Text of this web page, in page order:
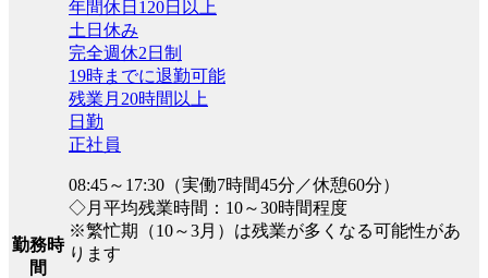
勤務時
間
年間休日120日以上
土日休み
完全週休2日制
19時までに退勤可能
残業月20時間以上
日勤
正社員
08:45～17:30（実働7時間45分／休憩60分）
◇月平均残業時間：10～30時間程度
※繁忙期（10～3月）は残業が多くなる可能性があ
ります